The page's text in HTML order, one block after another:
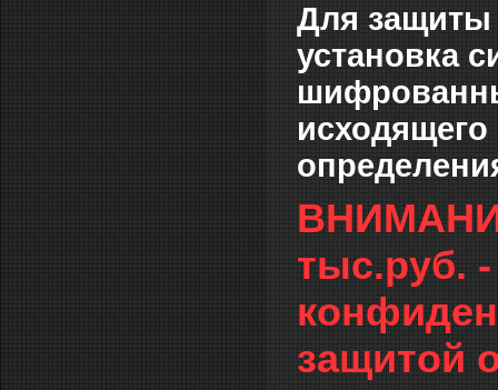
Для защиты
установка
тыс.руб.
защитой